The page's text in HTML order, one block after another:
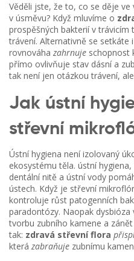
Věděli jste, že to, co se děje
v úsměvu? Když mluvíme o
prospěšných bakterií v
trávení. Alternativně se setkáte
rovnováha zahrnuje schopnost
přímo ovlivňuje stav dásní a
tak není jen otázkou trávení,
Jak ústní
střevní
Ústní hygiena není izolovaný
ekosystému těla. ústní hygiena,
dentální nitě a ústní vody
ústech. Když je střevní
kontroluje růst patogenních
paradontózy. Naopak
tvorbu zubního kamene a
tak: zdravá střevní flora
která zabraňuje zubnímu